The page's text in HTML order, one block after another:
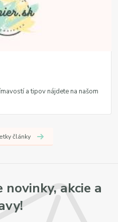
a tipov nájdete na našom
články
akcie a